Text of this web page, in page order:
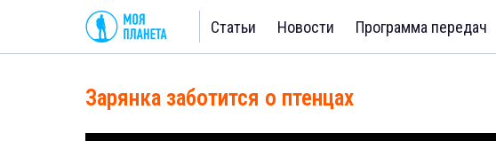
Статьи Новости Программа передач
Зарянка заботится о птенцах